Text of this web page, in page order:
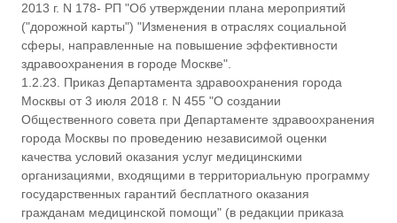
2013 г. N 178- РП "Об утверждении плана мероприятий
("дорожной карты") "Изменения в отраслях социальной
сферы, направленные на повышение эффективности
здравоохранения в городе Москве".
1.2.23. Приказ Департамента здравоохранения города
Москвы от 3 июля 2018 г. N 455 "О создании
Общественного совета при Департаменте здравоохранения
города Москвы по проведению независимой оценки
качества условий оказания услуг медицинскими
организациями, входящими в территориальную программу
государственных гарантий бесплатного оказания
гражданам медицинской помощи" (в редакции приказа